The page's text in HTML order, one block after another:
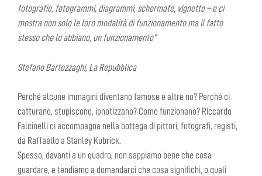
fotografie, fotogrammi, diagrammi, schermate, vignette – e ci
mostra non solo le loro modalità di funzionamento ma il fatto
stesso che lo abbiano, un funzionamento”
Stefano Bartezzaghi, La Repubblica
Perché alcune immagini diventano famose e altre no? Perché ci
catturano, stupiscono, ipnotizzano? Come funzionano? Riccardo
Falcinelli ci accompagna nella bottega di pittori, fotografi, registi,
da Raffaello a Stanley Kubrick.
Spesso, davanti a un quadro, non sappiamo bene che cosa
guardare, e tendiamo a domandarci che cosa significhi, o quali